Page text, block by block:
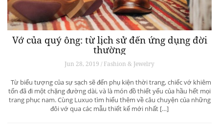
Vớ của quý ông: từ lịch sử đến ứng dụng đời
thường
Jun 28, 2019 / Fashion & Jewelry
Từ biểu tượng của sự sạch sẽ đến phụ kiện thời trang, chiếc vớ khiêm
tốn đã đi một chặng đường dài, và là món đồ thiết yếu của hầu hết mọi
trang phục nam. Cùng Luxuo tìm hiểu thêm về câu chuyện của những
đôi vớ qua các mẫu thiết kế mới nhất […]